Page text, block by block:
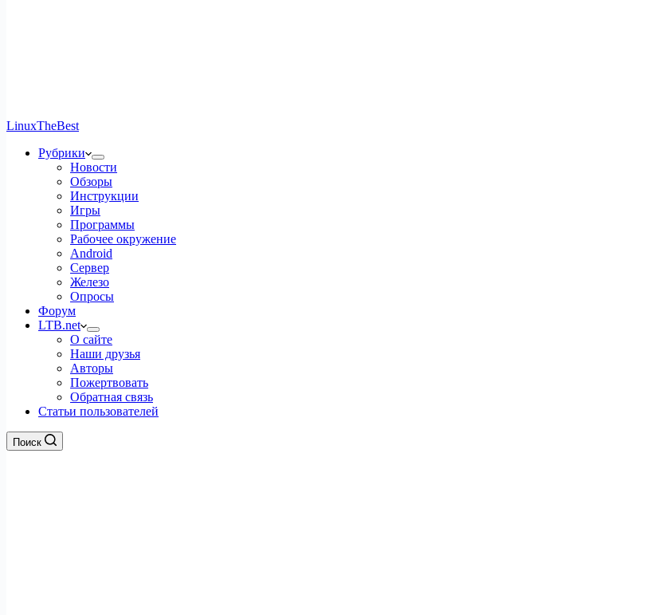
LinuxTheBest
Рубрики
Новости
Обзоры
Инструкции
Игры
Программы
Рабочее окружение
Android
Сервер
Железо
Опросы
Форум
LTB.net
О сайте
Наши друзья
Авторы
Пожертвовать
Обратная связь
Статьи пользователей
Поиск